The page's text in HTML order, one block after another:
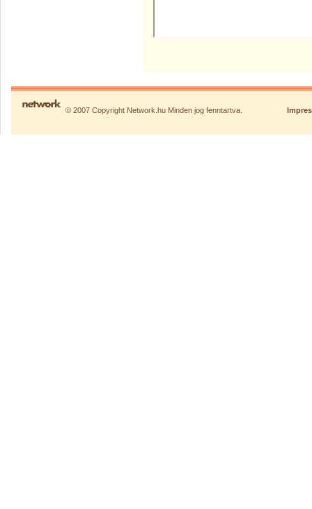
© 2007 Copyright Network.hu Minden jog fenntartva.